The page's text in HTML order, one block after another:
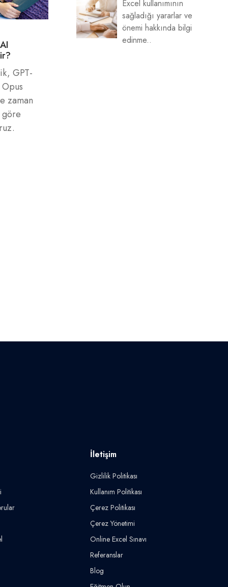
GPT-
zaman
Excel kullanımının
sağladığı yararlar ve
önemi hakkında bilgi
edinme..
İletişim
Gizlilik Politikası
Kullanım Politikası
Çerez Politikası
Çerez Yönetimi
Online Excel Sınavı
Referanslar
Blog